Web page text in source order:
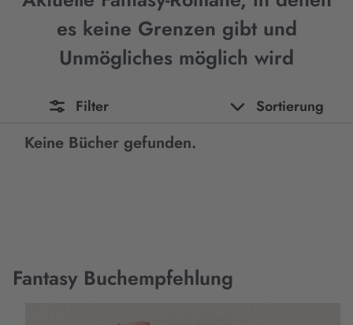
es keine Grenzen gibt und
Unmögliches möglich wird
Filter Sortierung
Keine Bücher gefunden.
Fantasy Buchempfehlung